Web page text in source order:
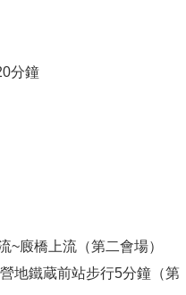
分鐘
廄橋上流（第二會場）
地鐵蔵前站步行5分鐘（第